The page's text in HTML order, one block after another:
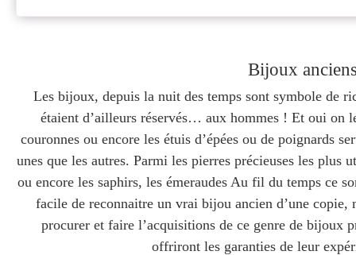
Bijoux
Les bijoux, depuis la nuit des temps sont symbole de
étaient d’ailleurs réservés… aux hommes ! Et oui on
couronnes ou encore les étuis d’épées ou de poignards
unes que les autres. Parmi les pierres précieuses les plus
ou encore les saphirs, les émeraudes Au fil du temps ce
facile de reconnaitre un vrai bijou ancien d’une copie,
procurer et faire l’acquisitions de ce genre de bijoux
offriront les garanties de leur